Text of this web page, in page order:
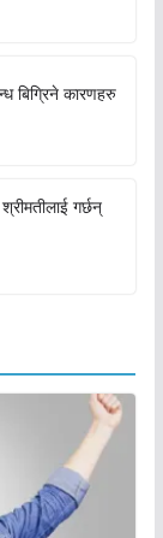
बिग्रिने कारणहरु
गर्छन्